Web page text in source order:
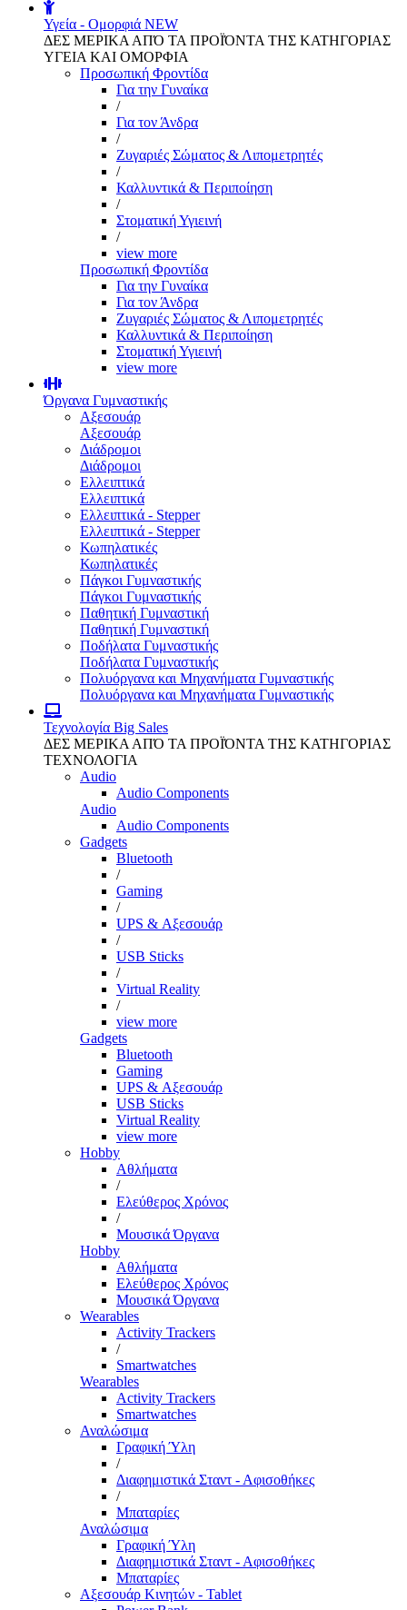
Υγεία - Ομορφιά NEW
ΔΕΣ ΜΕΡΙΚΑ ΑΠΌ ΤΑ ΠΡΟΪΌΝΤΑ ΤΗΣ ΚΑΤΗΓΟΡΙΑΣ
ΥΓΕΙΑ ΚΑΙ ΟΜΟΡΦΙΑ
Προσωπική Φροντίδα
Για την Γυναίκα
/
Για τον Άνδρα
/
Ζυγαριές Σώματος & Λιπομετρητές
/
Καλλυντικά & Περιποίηση
/
Στοματική Υγιεινή
/
view more
Προσωπική Φροντίδα
Για την Γυναίκα
Για τον Άνδρα
Ζυγαριές Σώματος & Λιπομετρητές
Καλλυντικά & Περιποίηση
Στοματική Υγιεινή
view more
Όργανα Γυμναστικής
Αξεσουάρ
Αξεσουάρ
Διάδρομοι
Διάδρομοι
Ελλειπτικά
Ελλειπτικά
Ελλειπτικά - Stepper
Ελλειπτικά - Stepper
Κωπηλατικές
Κωπηλατικές
Πάγκοι Γυμναστικής
Πάγκοι Γυμναστικής
Παθητική Γυμναστική
Παθητική Γυμναστική
Ποδήλατα Γυμναστικής
Ποδήλατα Γυμναστικής
Πολυόργανα και Μηχανήματα Γυμναστικής
Πολυόργανα και Μηχανήματα Γυμναστικής
Τεχνολογία Big Sales
ΔΕΣ ΜΕΡΙΚΑ ΑΠΌ ΤΑ ΠΡΟΪΌΝΤΑ ΤΗΣ ΚΑΤΗΓΟΡΙΑΣ
ΤΕΧΝΟΛΟΓΙΑ
Audio
Audio Components
Audio
Audio Components
Gadgets
Bluetooth
/
Gaming
/
UPS & Αξεσουάρ
/
USB Sticks
/
Virtual Reality
/
view more
Gadgets
Bluetooth
Gaming
UPS & Αξεσουάρ
USB Sticks
Virtual Reality
view more
Hobby
Αθλήματα
/
Ελεύθερος Χρόνος
/
Μουσικά Όργανα
Hobby
Αθλήματα
Ελεύθερος Χρόνος
Μουσικά Όργανα
Wearables
Activity Trackers
/
Smartwatches
Wearables
Activity Trackers
Smartwatches
Αναλώσιμα
Γραφική Ύλη
/
Διαφημιστικά Σταντ - Αφισοθήκες
/
Μπαταρίες
Αναλώσιμα
Γραφική Ύλη
Διαφημιστικά Σταντ - Αφισοθήκες
Μπαταρίες
Αξεσουάρ Κινητών - Tablet